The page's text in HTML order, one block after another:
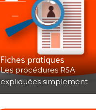
Fiches pratiques
Les procédures RSA
expliquées simplement